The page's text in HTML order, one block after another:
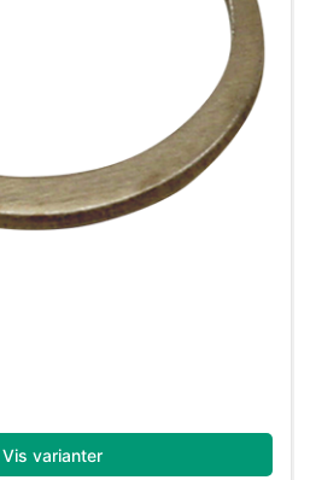
Vis varianter